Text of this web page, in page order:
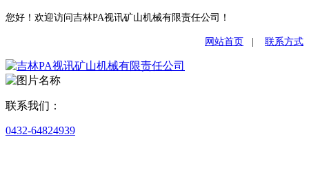
您好！欢迎访问吉林PA视讯矿山机械有限责任公司！
网站首页 联系方式
联系我们：
0432-64824939